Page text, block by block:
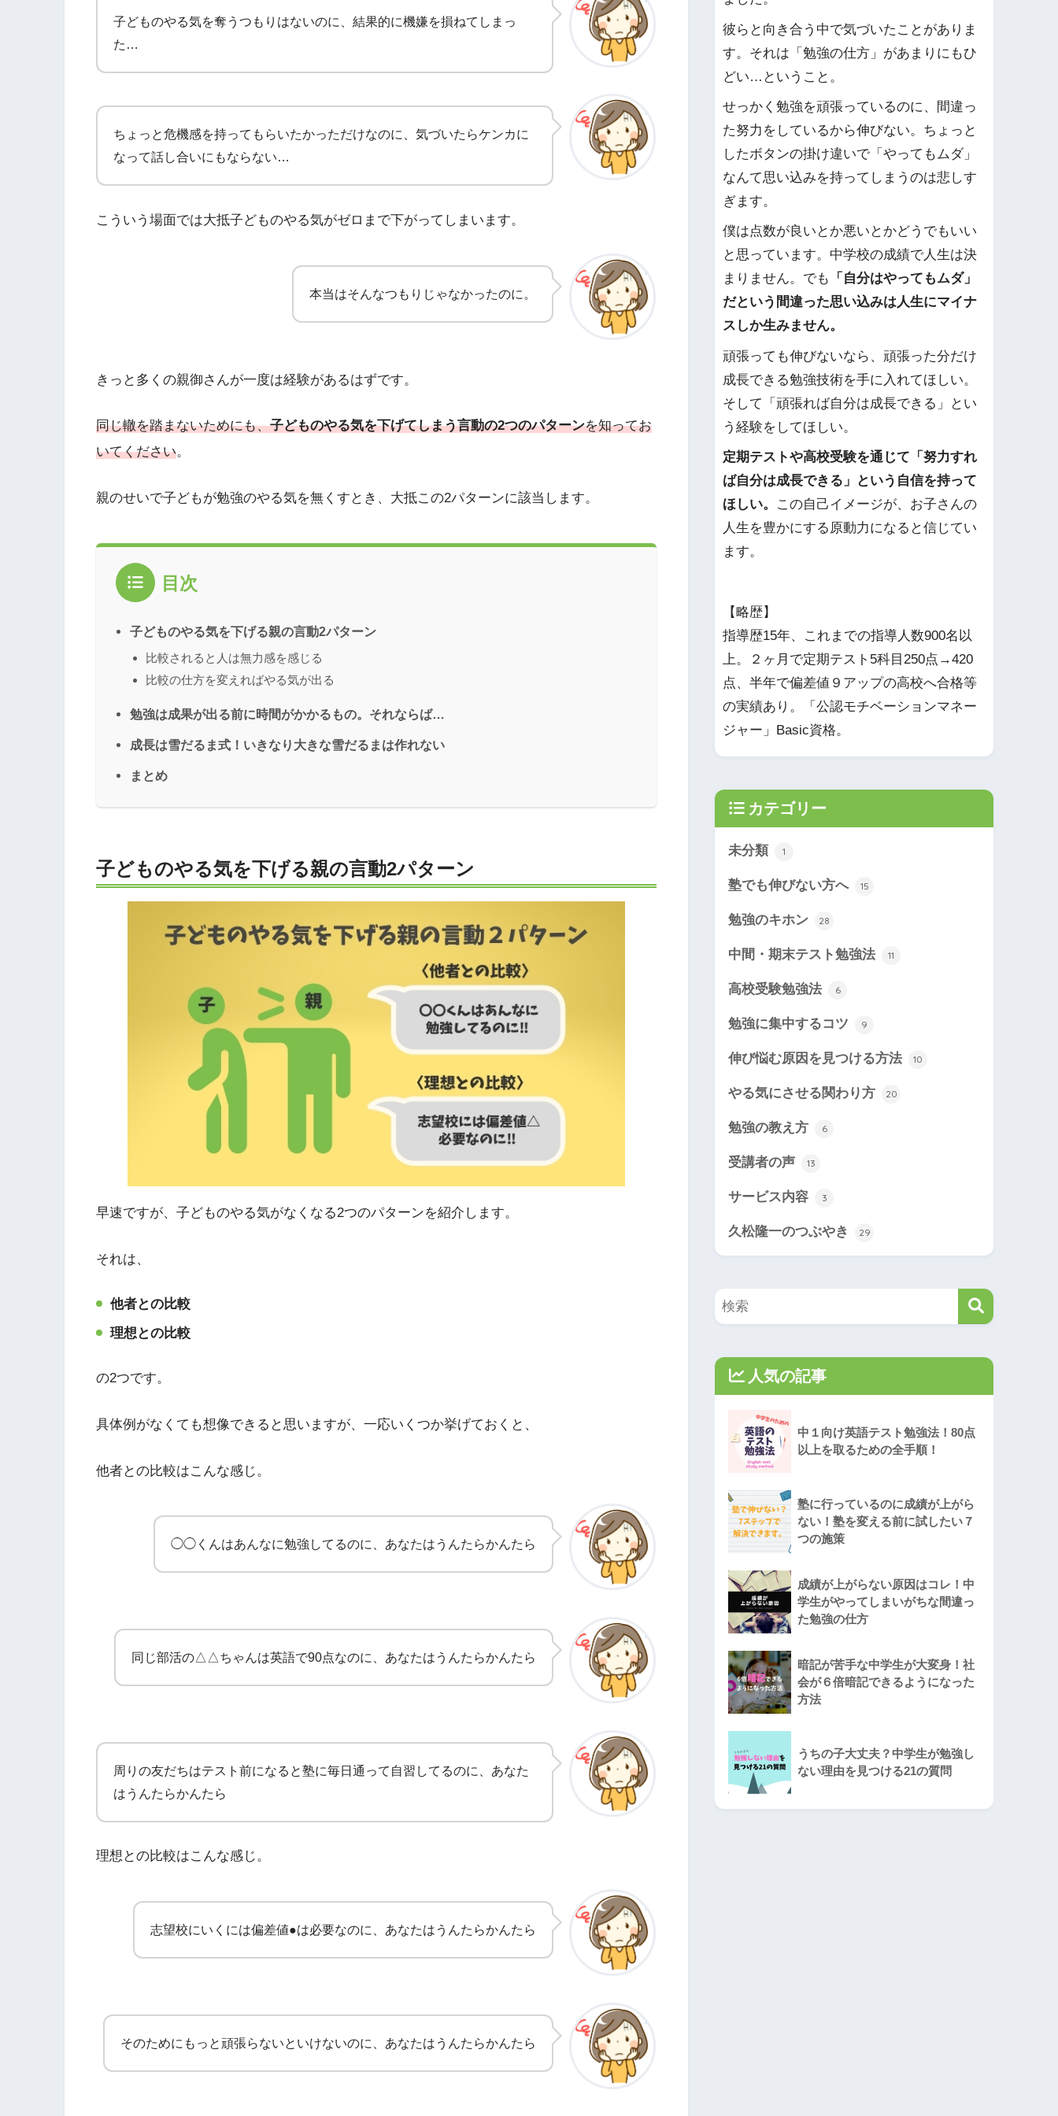
子どものやる気を奪うつもりはないのに、結果的に機嫌を損ねてしまっ
た…
ちょっと危機感を持ってもらいたかっただけなのに、気づいたらケンカに
なって話し合いにもならない…
こういう場面では大抵子どものやる気がゼロまで下がってしまいます。
本当はそんなつもりじゃなかったのに。
きっと多くの親御さんが一度は経験があるはずです。
同じ轍を踏まないためにも、子どものやる気を下げてしまう言動の2つのパターンを知ってお
いてください。
親のせいで子どもが勉強のやる気を無くすとき、大抵この2パターンに該当します。
目次
子どものやる気を下げる親の言動2パターン
比較されると人は無力感を感じる
比較の仕方を変えればやる気が出る
勉強は成果が出る前に時間がかかるもの。それならば…
成長は雪だるま式！いきなり大きな雪だるまは作れない
まとめ
子どものやる気を下げる親の言動2パターン
早速ですが、子どものやる気がなくなる2つのパターンを紹介します。
それは、
他者との比較
理想との比較
の2つです。
具体例がなくても想像できると思いますが、一応いくつか挙げておくと、
他者との比較はこんな感じ。
◯◯くんはあんなに勉強してるのに、あなたはうんたらかんたら
同じ部活の△△ちゃんは英語で90点なのに、あなたはうんたらかんたら
周りの友だちはテスト前になると塾に毎日通って自習してるのに、あなた
はうんたらかんたら
理想との比較はこんな感じ。
志望校にいくには偏差値●は必要なのに、あなたはうんたらかんたら
そのためにもっと頑張らないといけないのに、あなたはうんたらかんたら
彼らと向き合う中で気づいたことがありま
す。それは「勉強の仕方」があまりにもひ
どい…ということ。
せっかく勉強を頑張っているのに、間違っ
た努力をしているから伸びない。ちょっと
したボタンの掛け違いで「やってもムダ」
なんて思い込みを持ってしまうのは悲しす
ぎます。
僕は点数が良いとか悪いとかどうでもいい
と思っています。中学校の成績で人生は決
まりません。でも
「自分はやってもムダ」
だという間違った思い込みは人生にマイナ
スしか生みません。
頑張っても伸びないなら、頑張った分だけ
成長できる勉強技術を手に入れてほしい。
そして「頑張れば自分は成長できる」とい
う経験をしてほしい。
定期テストや高校受験を通じて「努力すれ
ば自分は成長できる」という自信を持って
ほしい。
この自己イメージが、お子さんの
人生を豊かにする原動力になると信じてい
ます。
【略歴】
指導歴15年、これまでの指導人数900名以
上。２ヶ月で定期テスト5科目250点→420
点、半年で偏差値９アップの高校へ合格等
の実績あり。「公認モチベーションマネー
ジャー」Basic資格。
カテゴリー
未分類 1
塾でも伸びない方へ 15
勉強のキホン 28
中間・期末テスト勉強法 11
高校受験勉強法 6
勉強に集中するコツ 9
伸び悩む原因を見つける方法 10
やる気にさせる関わり方 20
勉強の教え方 6
受講者の声 13
サービス内容 3
久松隆一のつぶやき 29
人気の記事
中１向け英語テスト勉強法！80点
以上を取るための全手順！
塾に行っているのに成績が上がら
ない！塾を変える前に試したい７
つの施策
成績が上がらない原因はコレ！中
学生がやってしまいがちな間違っ
た勉強の仕方
暗記が苦手な中学生が大変身！社
会が６倍暗記できるようになった
方法
うちの子大丈夫？中学生が勉強し
ない理由を見つける21の質問